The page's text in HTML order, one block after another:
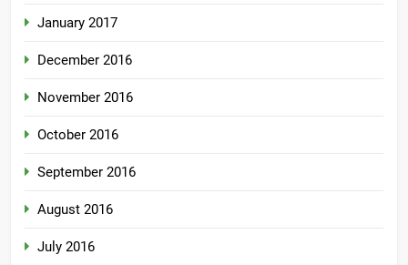
January 2017
December 2016
November 2016
October 2016
September 2016
August 2016
July 2016